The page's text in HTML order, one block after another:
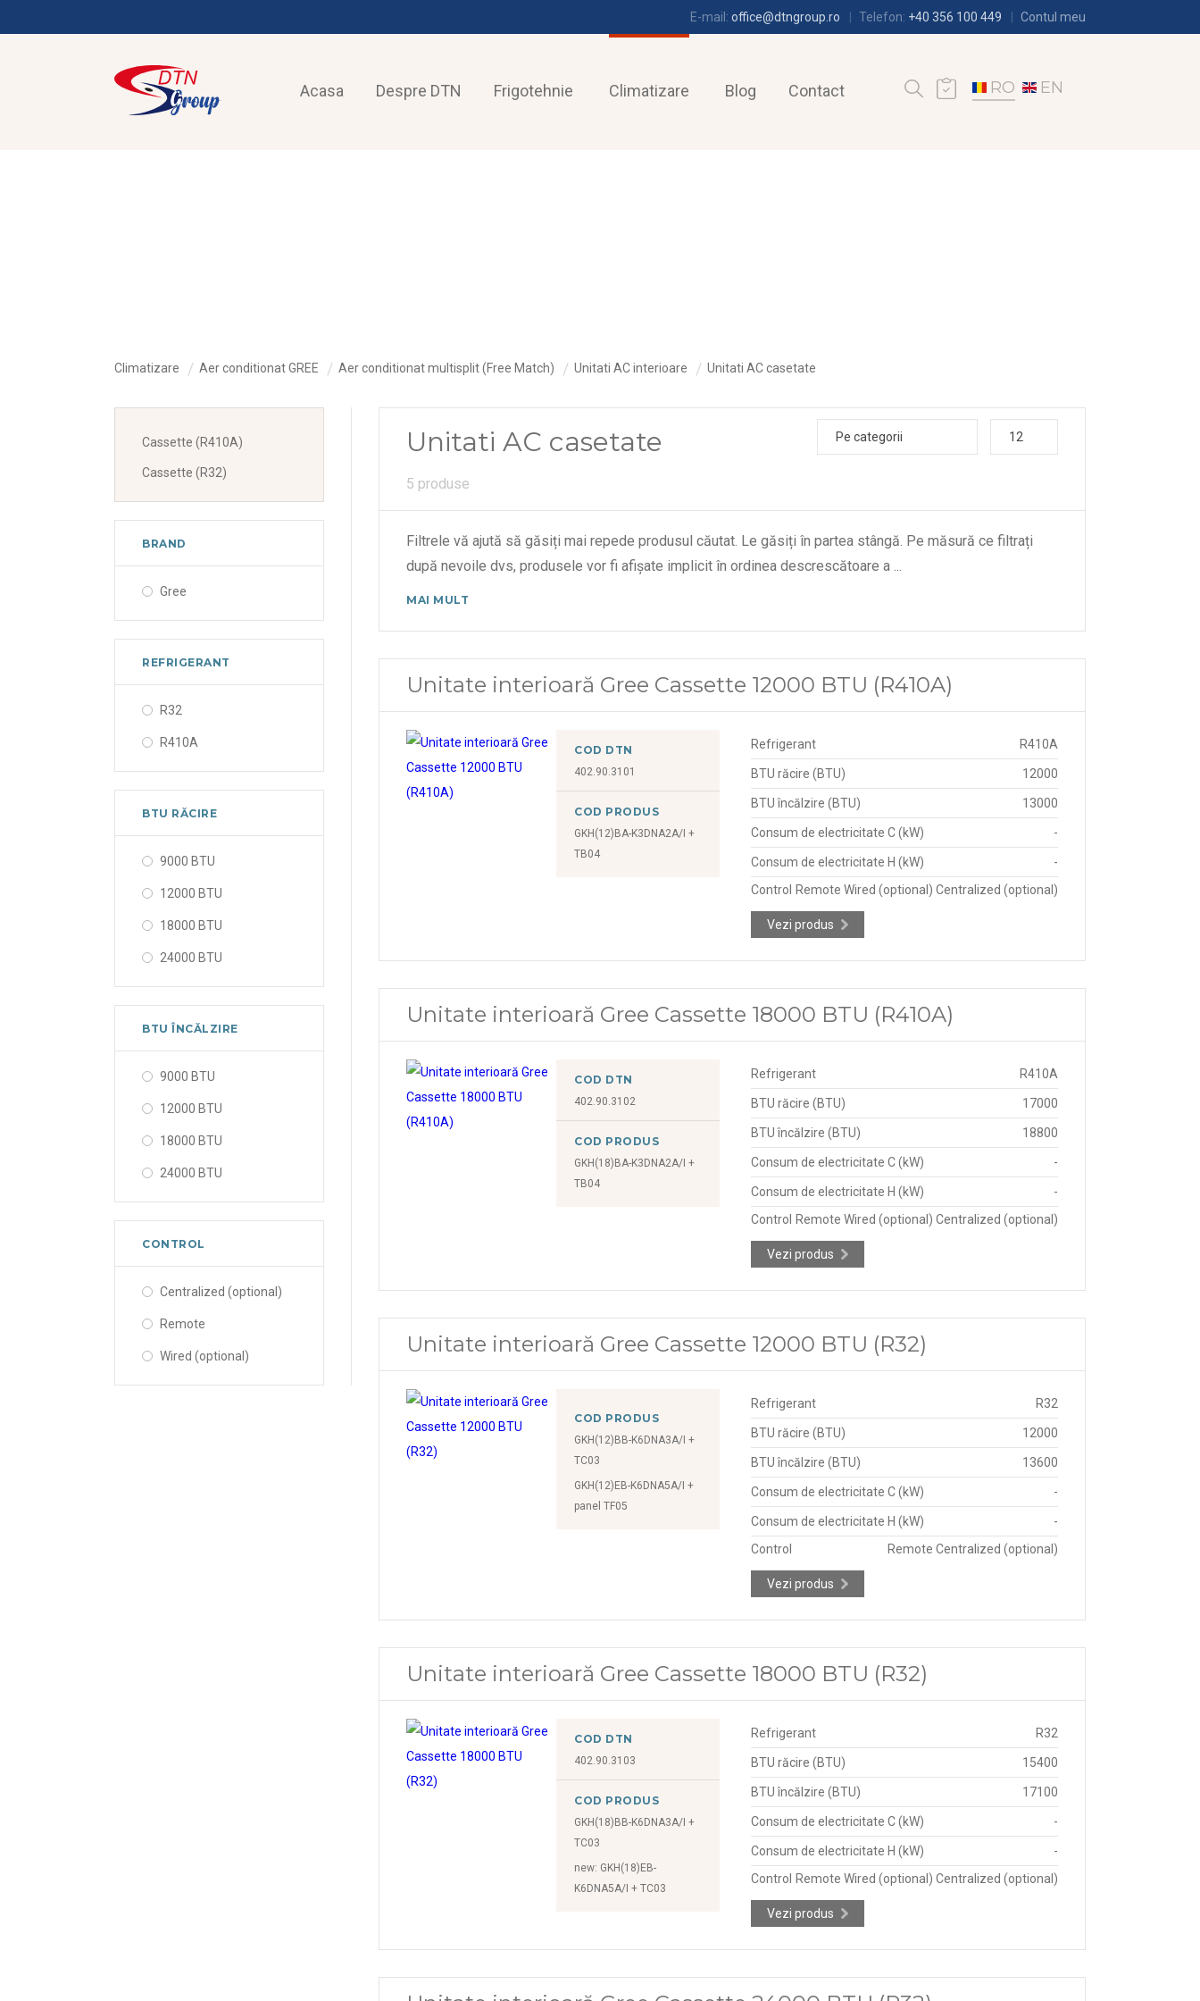
E-mail: office@dtngroup.ro Telefon: +40 356 100 449 Contul meu
Acasa Despre DTN Frigotehnie Climatizare Blog Contact RO EN
Climatizare Aer conditionat GREE Aer conditionat multisplit (Free Match) Unitati AC interioare Unitati AC casetate
Cassette (R410A)
Cassette (R32)
BRAND
Gree
REFRIGERANT
R32
R410A
BTU RĂCIRE
9000 BTU
12000 BTU
18000 BTU
24000 BTU
BTU ÎNCĂLZIRE
9000 BTU
12000 BTU
18000 BTU
24000 BTU
CONTROL
Centralized (optional)
Remote
Wired (optional)
Unitati AC casetate
5 produse
Pe categorii 12
Filtrele vă ajută să găsiți mai repede produsul căutat. Le găsiți în partea stângă. Pe măsură ce filtrați
după nevoile dvs, produsele vor fi afișate implicit în ordinea descrescătoare a...
MAI MULT
Unitate interioară Gree Cassette 12000 BTU (R410A)
COD DTN
402.90.3101
COD PRODUS
GKH(12)BA-K3DNA2A/I +
TB04
Refrigerant R410A
BTU răcire (BTU) 12000
BTU încălzire (BTU) 13000
Consum de electricitate C (kW) -
Consum de electricitate H (kW)
-
Control
Remote Wired (optional) Centralized (optional)
Vezi produs
Unitate interioară Gree Cassette 18000 BTU (R410A)
COD DTN
402.90.3102
COD PRODUS
GKH(18)BA-K3DNA2A/I +
TB04
Refrigerant R410A
BTU răcire (BTU) 17000
BTU încălzire (BTU) 18800
Consum de electricitate C (kW) -
Consum de electricitate H (kW)
-
Control
Remote Wired (optional) Centralized (optional)
Vezi produs
Unitate interioară Gree Cassette 12000 BTU (R32)
COD PRODUS
GKH(12)BB-K6DNA3A/I +
TC03
GKH(12)EB-K6DNA5A/I +
panel TF05
Refrigerant R32
BTU răcire (BTU) 12000
BTU încălzire (BTU) 13600
Consum de electricitate C (kW) -
Consum de electricitate H (kW)
-
Control
Remote Centralized (optional)
Vezi produs
Unitate interioară Gree Cassette 18000 BTU (R32)
COD DTN
402.90.3103
COD PRODUS
GKH(18)BB-K6DNA3A/I +
TC03
new: GKH(18)EB-
K6DNA5A/I + TC03
Refrigerant R32
BTU răcire (BTU) 15400
BTU încălzire (BTU) 17100
Consum de electricitate C (kW) -
Consum de electricitate H (kW)
-
Control
Remote Wired (optional) Centralized (optional)
Vezi produs